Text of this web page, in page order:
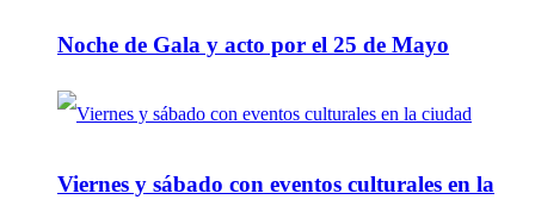
Noche de Gala y acto por el 25 de Mayo
Viernes y sábado con eventos culturales en la